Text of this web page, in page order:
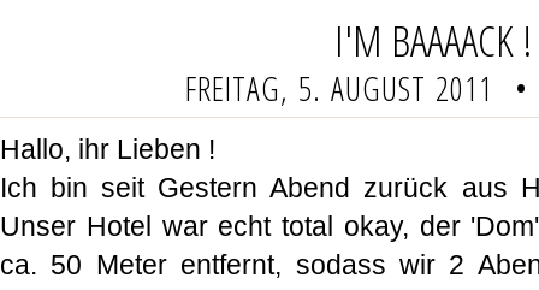
I'M BAAAACK !
FREITAG, 5. AUGUST 2011 •
Hallo, ihr Lieben !
Ich bin seit Gestern Abend zurück aus
Unser Hotel war echt total okay, der
ca. 50 Meter entfernt, sodass wir 2